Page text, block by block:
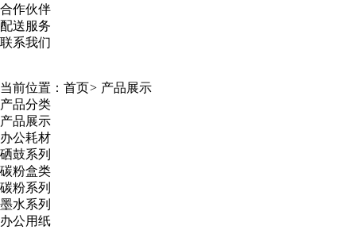
合作伙伴
配送服务
联系我们
当前位置： 首页> 产品展示
产品分类
产品展示
办公耗材
硒鼓系列
碳粉盒类
碳粉系列
墨水系列
办公用纸